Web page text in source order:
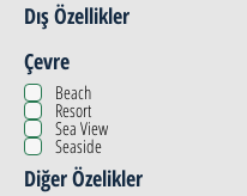
Dış Özellikler
Çevre
Beach
Resort
Sea View
Seaside
Diğer Özelikler